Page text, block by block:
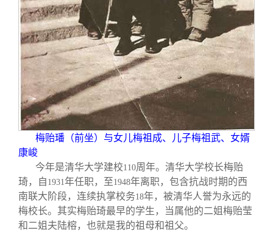
梅贻璠（前坐）与女儿梅祖成、儿子梅祖武、女婿
康峻
今年是清华大学建校110周年。清华大学校长梅贻
琦，自 1931 年任职，至1948年离职，包含抗战时期的西
南联大阶段，连续执掌校务18年，被清华人誉为永远的
梅校长。其实梅贻琦最早的学生，当属他的二姐梅贻莹
和二姐夫陆榕，也就是我的祖母和祖父。